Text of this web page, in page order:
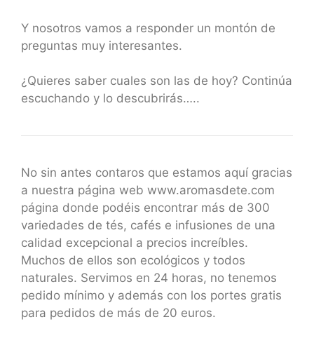
Y nosotros vamos a responder un montón de
preguntas muy interesantes.
¿Quieres saber cuales son las de hoy? Continúa
escuchando y lo descubrirás…..
No sin antes contaros que estamos aquí gracias
a nuestra página web www.aromasdete.com
página donde podéis encontrar más de 300
variedades de tés, cafés e infusiones de una
calidad excepcional a precios increíbles.
Muchos de ellos son ecológicos y todos
naturales. Servimos en 24 horas, no tenemos
pedido mínimo y además con los portes gratis
para pedidos de más de 20 euros.